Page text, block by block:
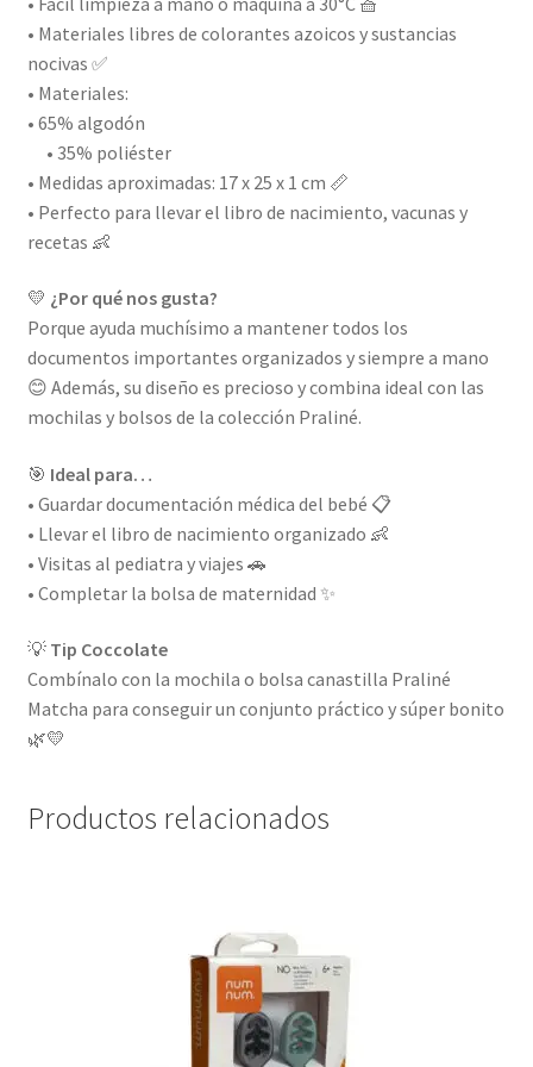
• Materiales libres de colorantes azoicos y sustancias
nocivas ✅
• Materiales:
• 65% algodón
• 35% poliéster
• Medidas aproximadas: 17 x 25 x 1 cm 📏
• Perfecto para llevar el libro de nacimiento, vacunas y
recetas 👶
💛 ¿Por qué nos gusta?
Porque ayuda muchísimo a mantener todos los
documentos importantes organizados y siempre a mano
😊 Además, su diseño es precioso y combina ideal con las
mochilas y bolsos de la colección Praliné.
🎯 Ideal para…
• Guardar documentación médica del bebé 📋
• Llevar el libro de nacimiento organizado 👶
• Visitas al pediatra y viajes 🚗
• Completar la bolsa de maternidad ✨
💡 Tip Coccolate
Combínalo con la mochila o bolsa canastilla Praliné
Matcha para conseguir un conjunto práctico y súper bonito
🌿💛
Productos relacionados